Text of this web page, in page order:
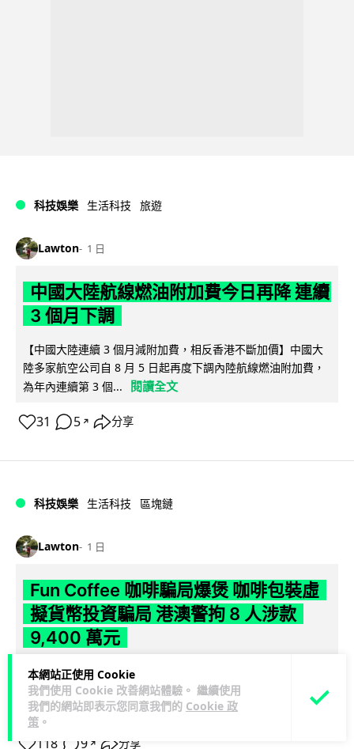
本網站正使用 Cookie
我們使用 Cookie 改善網站體驗。 繼續使用
我們的網站即表示您同意我們的 Cookie 政
策 。
科技娛樂 生活科技 旅遊
Lawton 1 日
中國大陸航線燃油附加費今日再降 連續
3 個月下調
【中國大陸連續 3 個月減附加費，相反香港不斷加價】中國大
陸多家航空公司自 8 月 5 日起再度下調內陸航線燃油附加費，
為年內連續第 3 個...
閱讀全文
31 5 ↗ 分享
科技娛樂 生活科技 區塊鏈
Lawton 1 日
Fun Coffee 咖啡騙局爆煲 咖啡包裝虛
擬貨幣投資騙局 港澳警拘 8 人涉款
9,400 萬元
香港警方聯同澳門司警搗破以養生咖啡生意包裝的虛擬貨幣投
資騙局 Fun Coffee，兩地共拘捕 8 人，接獲逾 200 宗舉報，涉
款 9,4... 閱讀全文
118 9 ↗ 分享